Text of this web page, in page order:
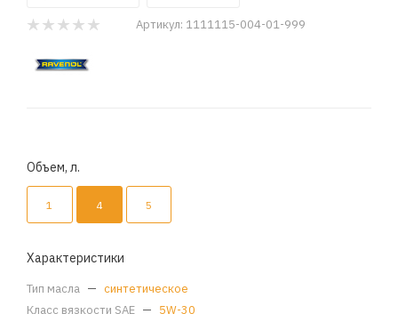
Артикул: 1111115-004-01-999
Объем, л.
1 4 5
Характеристики
Тип масла — синтетическое
Класс вязкости SAE — 5W-30